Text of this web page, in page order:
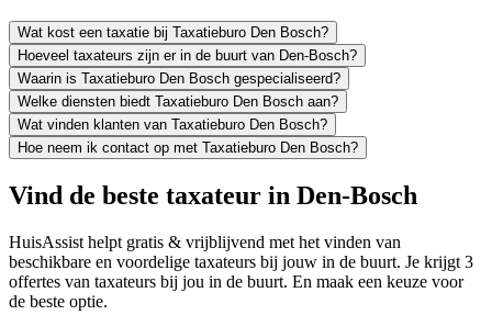
Wat kost een taxatie bij Taxatieburo Den Bosch?
Hoeveel taxateurs zijn er in de buurt van Den-Bosch?
Waarin is Taxatieburo Den Bosch gespecialiseerd?
Welke diensten biedt Taxatieburo Den Bosch aan?
Wat vinden klanten van Taxatieburo Den Bosch?
Hoe neem ik contact op met Taxatieburo Den Bosch?
Vind de beste taxateur in Den-Bosch
HuisAssist helpt gratis & vrijblijvend met het vinden van
beschikbare en voordelige taxateurs bij jouw in de buurt. Je krijgt 3
offertes van taxateurs bij jou in de buurt. En maak een keuze voor
de beste optie.